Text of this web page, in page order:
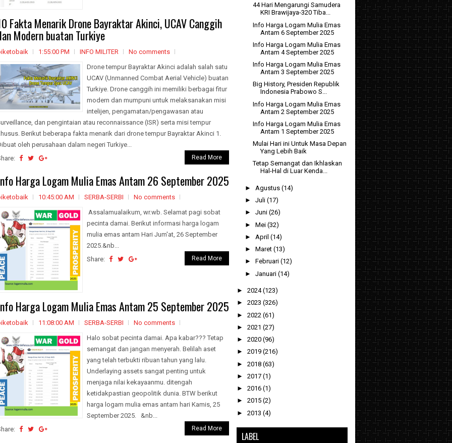
Fakta Menarik Drone Bayraktar Akinci, UCAV Canggih
Modern buatan Turkiye
1:55:00 PM INFO MILITER
No comments
Drone tempur Bayraktar Akinci adalah salah satu
UCAV (Unmanned Combat Aerial Vehicle) buatan
Turkiye. Drone canggih ini memiliki berbagai fitur
modern dan mumpuni untuk melaksanakan misi
intelijen, pengamatan/pengawasan atau
dan pengintaian atau reconnaissance (ISR) serta misi tempur
Berikut beberapa fakta menarik dari drone tempur Bayraktar Akinci 1.
oleh perusahaan dalam negeri Turkiye...
Read More
Harga Logam Mulia Emas Antam 26 September 2025
10:45:00 AM SERBA-SERBI
No comments
Assalamualaikum, wr.wb. Selamat pagi sobat
pecinta damai. Berikut informasi harga logam
mulia emas antam Hari Jum'at, 26 September
2025.&nb...
Share:
Read More
Harga Logam Mulia Emas Antam 25 September 2025
11:08:00 AM SERBA-SERBI
No comments
Halo sobat pecinta damai. Apa kabar??? Tetap
semangat dan jangan menyerah. Belilah aset
yang telah terbukti ribuan tahun yang lalu.
Underlaying assets sangat penting untuk
menjaga nilai kekayaanmu. ditengah
ketidakpastian geopolitik dunia. BTW berikut
harga logam mulia emas antam hari Kamis, 25
September 2025. &nb...
Read More
44 Hari Mengarungi Samudera
KRI Brawijaya-320 Tiba...
Info Harga Logam Mulia Emas
Antam 6 September 2025
Info Harga Logam Mulia Emas
Antam 4 September 2025
Info Harga Logam Mulia Emas
Antam 3 September 2025
Big History, Presiden Republik
Indonesia Prabowo S...
Info Harga Logam Mulia Emas
Antam 2 September 2025
Info Harga Logam Mulia Emas
Antam 1 September 2025
Mulai Hari ini Untuk Masa Depan
Yang Lebih Baik
Tetap Semangat dan Ikhlaskan
Hal-Hal di Luar Kenda...
► Agustus (14)
► Juli (17)
► Juni (26)
► Mei (32)
► April (14)
► Maret (13)
► Februari (12)
► Januari (14)
► 2024(123)
► 2023 (326)
► 2022 (61)
► 2021 (27)
► 2020 (96)
► 2019 (216)
► 2018 (63)
► 2017 (1)
► 2016 (1)
► 2015 (2)
► 2013 (4)
LABEL